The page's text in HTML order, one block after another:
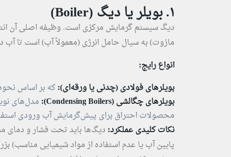
۱. بویلر یا دیگ (Boiler)
دیگ سیستم گرمایش مرکزی است. وظیفه اصلی آن
مازوت) به سیال حامل انرژی (معمولاً آب) است تا آب
انواع رایج:
بویلرهای فولادی (چدنی یا ورقه‌ای):که بر اساس
بویلرهای چگالشی (Condensing Boilers):
مدل‌های
محصولات احتراق برای پیش‌گرمایش آب ورودی
نکات کلیدی عملکرد: دیگ‌ها باید تحت فشار و
پایین آب یا عدم استفاده از مواد شیمیایی مناسب)